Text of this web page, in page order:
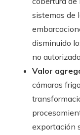
sistemas de
disminuido
no
Valor
cámaras
exportación